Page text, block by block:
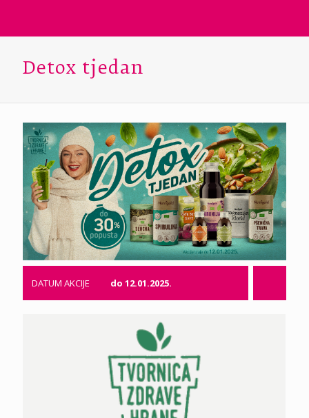
Detox tjedan
DATUM AKCIJE do 12.01.2025.